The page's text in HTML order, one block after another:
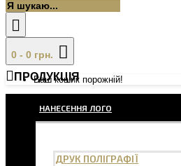
0 - 0 грн.
Ваш кошик порожній!
ПРОДУКЦІЯ
НАНЕСЕННЯ ЛОГО
ДРУК ПОЛІГРАФІЇ